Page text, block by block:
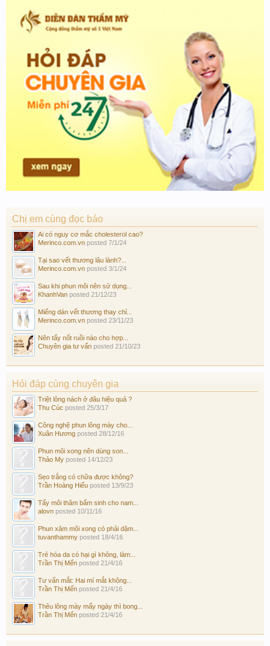
Chị em cùng đọc báo
Ai có nguy cơ mắc cholesterol cao?
Merinco.com.vn posted 7/1/24
Tại sao vết thương lâu lành?...
Merinco.com.vn posted 3/1/24
Sau khi phun môi nên sử dụng...
KhanhVan posted 21/12/23
Miếng dán vết thương thay chỉ...
Merinco.com.vn posted 23/11/23
Nên tẩy nốt ruồi nào cho hợp...
Chuyên gia tư vấn posted 21/10/23
Hỏi đáp cùng chuyên gia
Triệt lông nách ở đâu hiệu quả ?
Thu Cúc posted 25/3/17
Công nghệ phun lông mày cho...
Xuân Hương posted 28/12/16
Phun môi xong nên dùng son...
Thảo My posted 14/12/23
Sẹo trắng có chữa được không?
Trần Hoàng Hiếu posted 13/9/23
Tẩy môi thâm bẩm sinh cho nam...
alovn posted 10/11/16
Phun xăm môi xong có phải dặm...
tuvanthammy posted 18/4/16
Trẻ hóa da có hại gì không, làm...
Trần Thị Mến posted 21/4/16
Tư vấn mắt: Hai mí mắt không...
Trần Thị Mến posted 21/4/16
Thêu lông mày mấy ngày thì bong...
Trần Thị Mến posted 21/4/16